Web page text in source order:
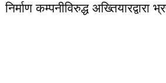
निर्माण कम्पनीविरुद्ध अख्तियारद्वारा